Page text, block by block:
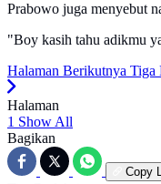
Prabowo juga menyebut
"Boy kasih tahu adikmu
Halaman Berikutnya Tiga
Halaman
1 Show All
Bagikan
Copy